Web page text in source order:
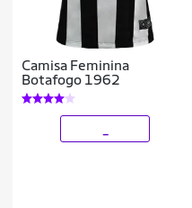
Camisa Feminina
Botafogo 1962